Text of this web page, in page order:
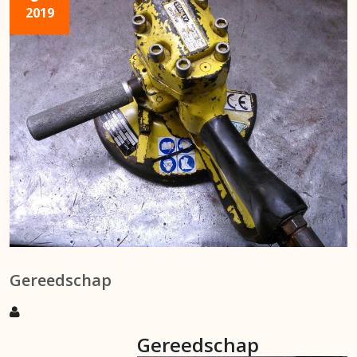
2019
Gereedschap
Gereedschap